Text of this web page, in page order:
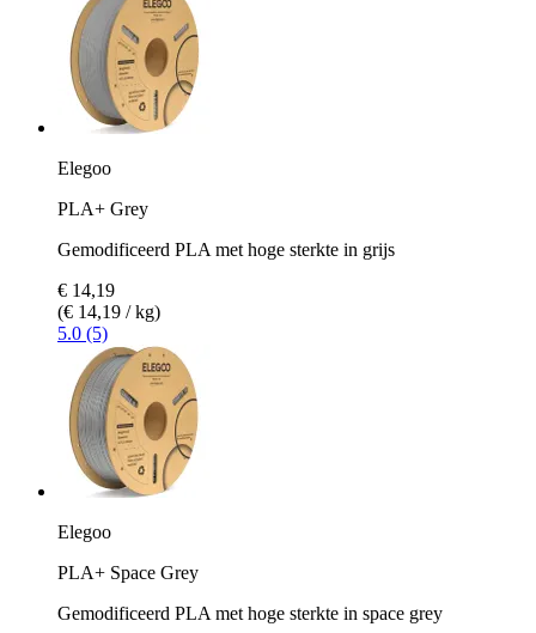
Elegoo
PLA+ Grey
Gemodificeerd PLA met hoge sterkte in grijs
€ 14,19
(€ 14,19 / kg)
5.0 (5)
Elegoo
PLA+ Space Grey
Gemodificeerd PLA met hoge sterkte in space grey